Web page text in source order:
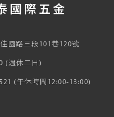
國際五金
園路三段101巷120號
(週休二日)
(午休時間12:00-13:00)